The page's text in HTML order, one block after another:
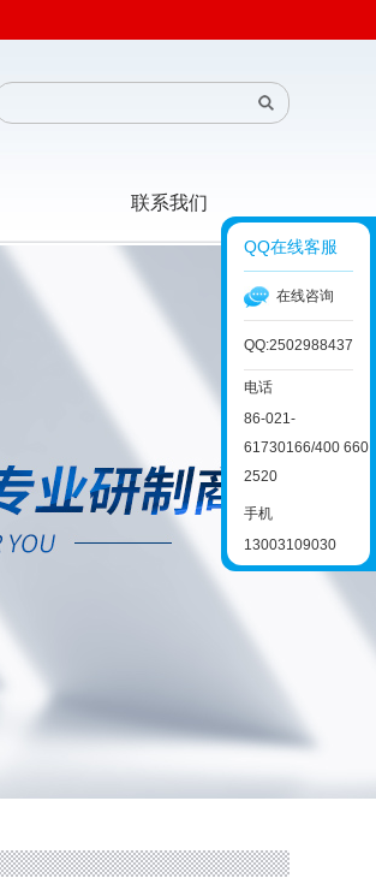
联系我们
QQ在线客服
在线咨询
QQ:2502988437
电话
86-021-
61730166/400 660
2520
手机
13003109030